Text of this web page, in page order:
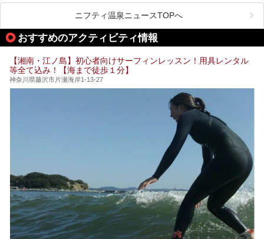
提供元：株式会社西武・プリンスホテルズワールドワイド
【PR】
この記事はザ・プリンス 箱根芦ノ湖のPR記事です。
が楽しめるまさに眺望自慢の日帰り温泉。
そしてここは全24室の「箱根 芦ノ湖畔蛸川温泉 龍宮殿」と
して宿泊もできます。宿泊者は「龍宮殿本館」の営業時間に
加えて、朝6時からの宿泊者専用時間帯にも「龍宮殿本館」
のお風呂が利用できます。
今回は日帰り温泉としての「絶景日帰り温泉 龍宮殿本館
（以下、龍宮殿本館）」と、旅館としての「箱根 芦ノ湖畔
蛸川温泉 龍宮殿（以下、龍宮殿）」の両方の魅力をたっぷ
りお伝えします！
ここは箱根神社、九頭龍神社、白龍神社、箱根元宮と箱根の
4つの神社に囲まれたパワースポットです。
提供元：株式会社西武・プリンスホテルズワールドワイド
この記事は箱根 芦ノ湖畔蛸川温泉 龍宮殿のPR記事です。
ニフティ温泉ニュースTOPへ
おすすめのアクティビティ情報
【湘南・江ノ島】初心者向けサーフィンレッスン！用具レンタル
等全て込み！【海まで徒歩１分】
神奈川県藤沢市片瀬海岸1-13-27